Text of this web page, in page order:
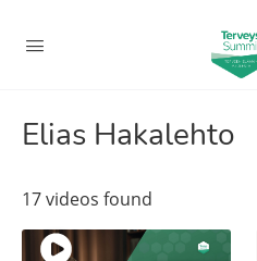
Elias Hakalehto
17 videos found